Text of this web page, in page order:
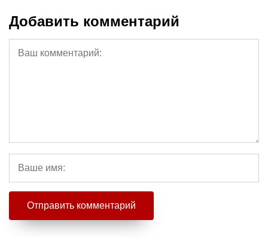
Добавить комментарий